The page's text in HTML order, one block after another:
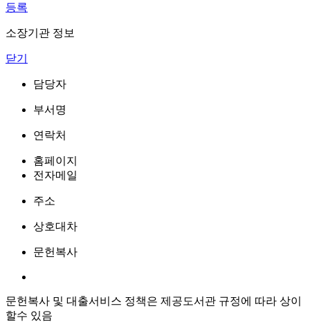
등록
소장기관 정보
닫기
담당자
부서명
연락처
홈페이지
전자메일
주소
상호대차
문헌복사
문헌복사 및 대출서비스 정책은 제공도서관 규정에 따라 상이
할수 있음